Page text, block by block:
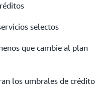
selectos
que cambie al plan
los umbrales de crédito